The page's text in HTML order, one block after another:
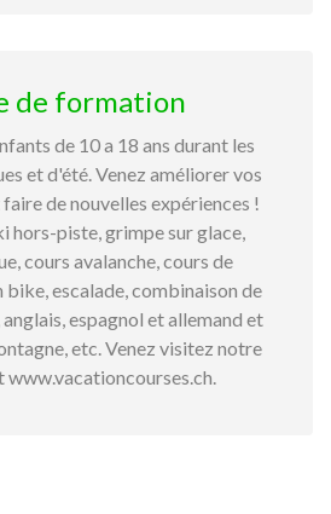
de formation
de 10 a 18 ans durant les
et d'été. Venez améliorer vos
de nouvelles expériences !
hors-piste, grimpe sur glace,
cours avalanche, cours de
escalade, combinaison de
espagnol et allemand et
etc. Venez visitez notre